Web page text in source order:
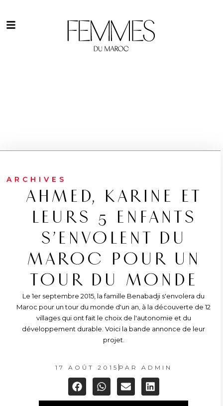
ARCHIVES
AHMED, KARINE ET
LEURS 5 ENFANTS
S’ENVOLENT DU
MAROC POUR UN
TOUR DU MONDE
Le 1er septembre 2015, la famille Benabadji s'envolera du
Maroc pour un tour du monde d'un an, à la découverte de 12
villages qui ont fait le choix de l'autonomie et du
développement durable. Voici la bande annonce de leur
projet.
17 AOÛT 2015 PAR ADMIN